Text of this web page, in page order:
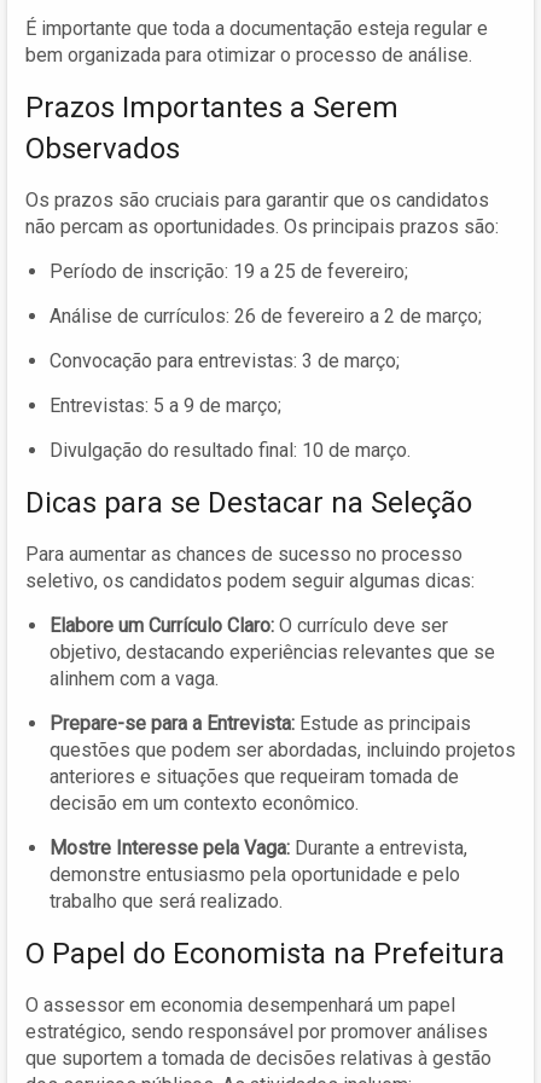
É importante que toda a documentação esteja regular e
bem organizada para otimizar o processo de análise.
Prazos Importantes a Serem
Observados
Os prazos são cruciais para garantir que os candidatos
não percam as oportunidades. Os principais prazos são:
Período de inscrição: 19 a 25 de fevereiro;
Análise de currículos: 26 de fevereiro a 2 de março;
Convocação para entrevistas: 3 de março;
Entrevistas: 5 a 9 de março;
Divulgação do resultado final: 10 de março.
Dicas para se Destacar na Seleção
Para aumentar as chances de sucesso no processo
seletivo, os candidatos podem seguir algumas dicas:
Elabore um Currículo Claro: O currículo deve ser
objetivo, destacando experiências relevantes que se
alinhem com a vaga.
Prepare-se para a Entrevista: Estude as principais
questões que podem ser abordadas, incluindo projetos
anteriores e situações que requeiram tomada de
decisão em um contexto econômico.
Mostre Interesse pela Vaga: Durante a entrevista,
demonstre entusiasmo pela oportunidade e pelo
trabalho que será realizado.
O Papel do Economista na Prefeitura
O assessor em economia desempenhará um papel
estratégico, sendo responsável por promover análises
que suportem a tomada de decisões relativas à gestão